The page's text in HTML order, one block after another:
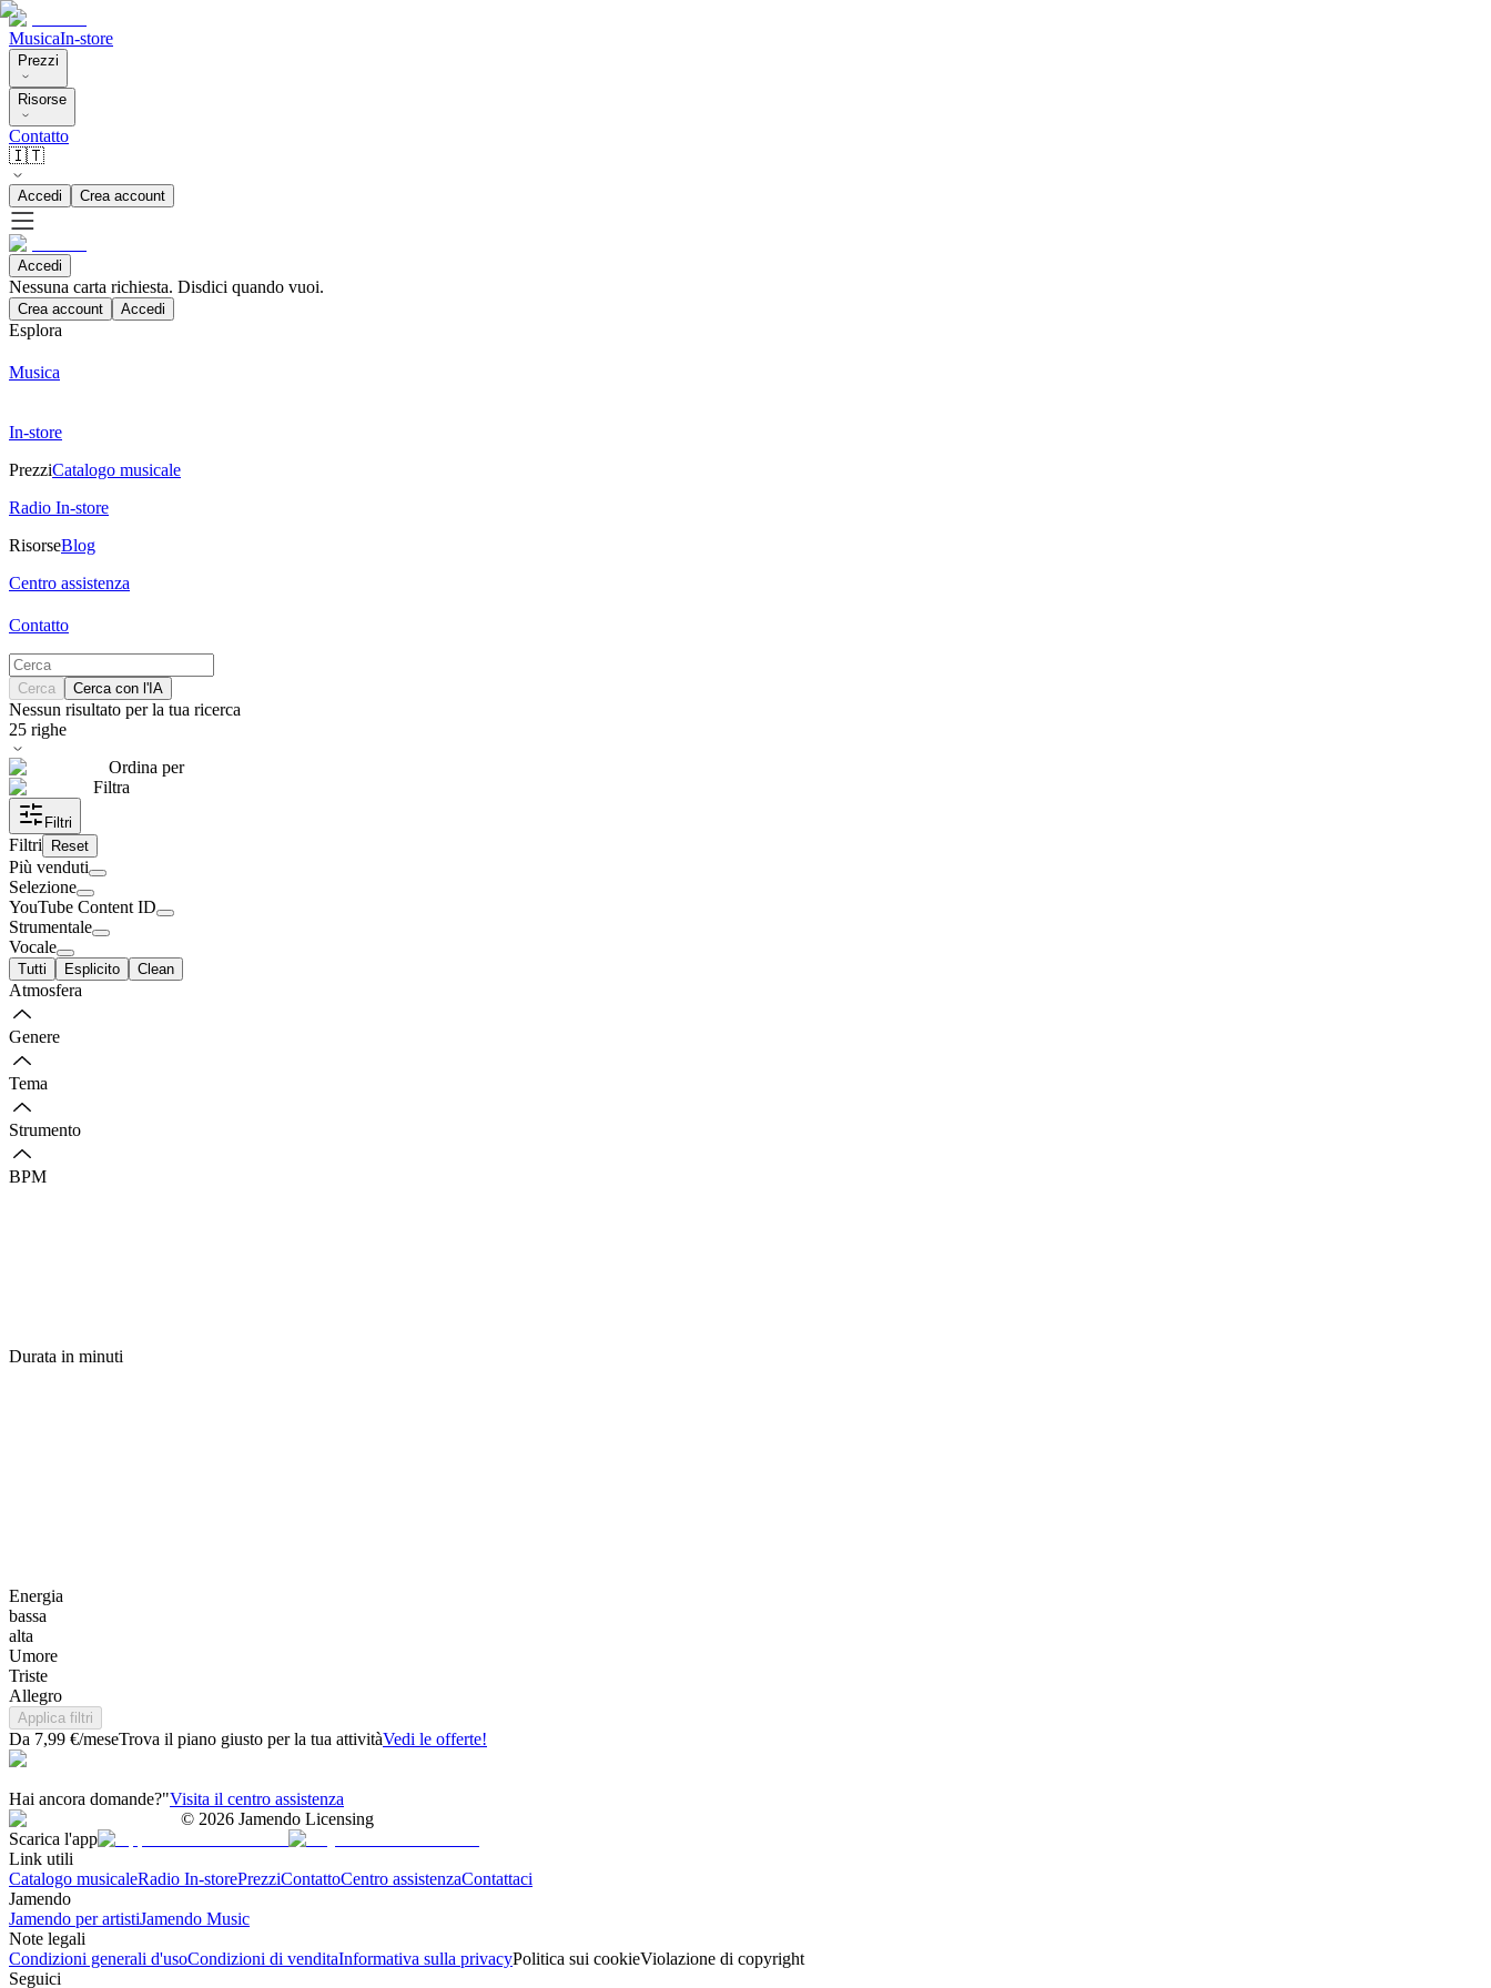
MusicaIn-store
Prezzi
Risorse
Contatto
🇮🇹
Accedi Crea account
Accedi
Nessuna carta richiesta. Disdici quando vuoi.
Crea account Accedi
Esplora
Musica
In-store
PrezziCatalogo musicale
Radio In-store
RisorseBlog
Centro assistenza
Contatto
Cerca Cerca con l'IA
Nessun risultato per la tua ricerca
25 righe
Ordina per
Filtra
Filtri
Filtri Reset
Più venduti
Selezione
YouTube Content ID
Strumentale
Vocale
Tutti Esplicito Clean
Atmosfera
Genere
Tema
Strumento
BPM
Durata in minuti
Energia
bassa
alta
Umore
Triste
Allegro
Applica filtri
Da 7,99 €/meseTrova il piano giusto per la tua attivitàVedi le offerte!
Hai ancora domande?"Visita il centro assistenza
© 2026 Jamendo Licensing
Scarica l'app
Link utili
Catalogo musicaleRadio In-storePrezziContattoCentro assistenzaContattaci
Jamendo
Jamendo per artistiJamendo Music
Note legali
Condizioni generali d'usoCondizioni di venditaInformativa sulla privacyPolitica sui cookieViolazione di copyright
Seguici